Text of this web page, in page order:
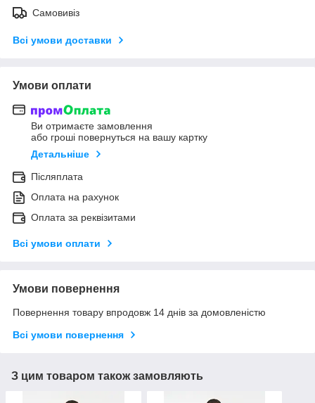
Самовивіз
Всі умови доставки
Умови оплати
Ви отримаєте замовлення
або гроші повернуться на вашу картку
Детальніше
Післяплата
Оплата на рахунок
Оплата за реквізитами
Всі умови оплати
Умови повернення
Повернення товару впродовж 14 днів за домовленістю
Всі умови повернення
З цим товаром також замовляють